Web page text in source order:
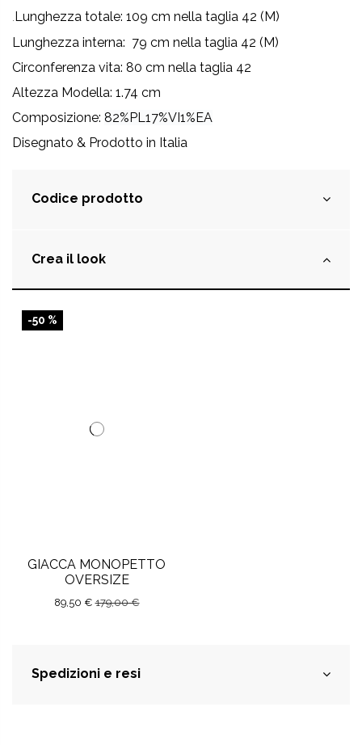
.Lunghezza totale: 109 cm nella taglia 42 (M)
Lunghezza interna: 79 cm nella taglia 42 (M)
Circonferenza vita: 80 cm nella taglia 42
Altezza Modella: 1.74 cm
Composizione: 82%PL17%VI1%EA
Disegnato & Prodotto in Italia
Codice prodotto
Crea il look
-50 %
GIACCA MONOPETTO
OVERSIZE
89,50 €179,00 €
Spedizioni e resi